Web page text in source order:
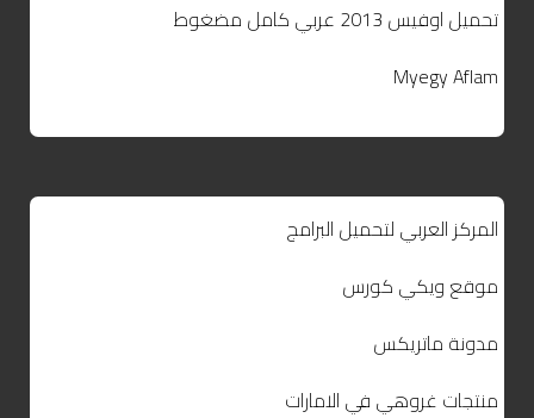
تحميل اوفيس 2013 عربي كامل مضغوط
Myegy Aflam
المركز العربي لتحميل البرامج
موقع ويكي كورس
مدونة ماتريكس
منتجات غروهي في الامارات